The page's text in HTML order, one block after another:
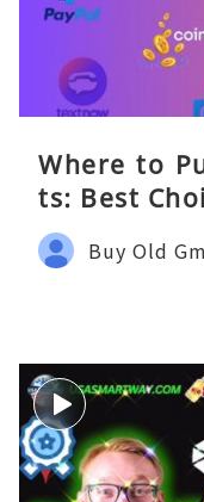
Where to
ts: Best
Buy Old